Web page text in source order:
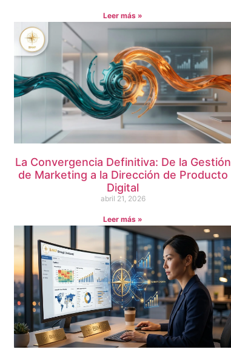
Leer más »
La Convergencia Definitiva: De la Gestión
de Marketing a la Dirección de Producto
Digital
abril 21, 2026
Leer más »